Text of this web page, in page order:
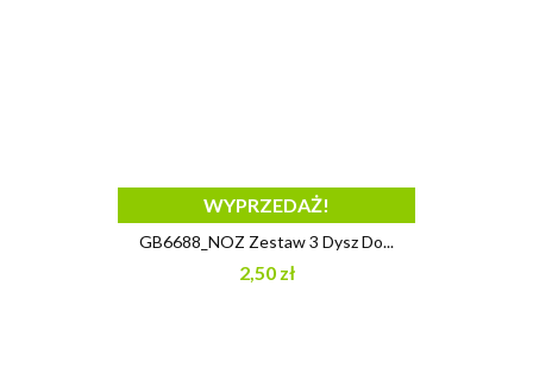
GB6688_NOZ Zestaw 3 Dysz Do...
2,50 zł
WYPRZEDAŻ!